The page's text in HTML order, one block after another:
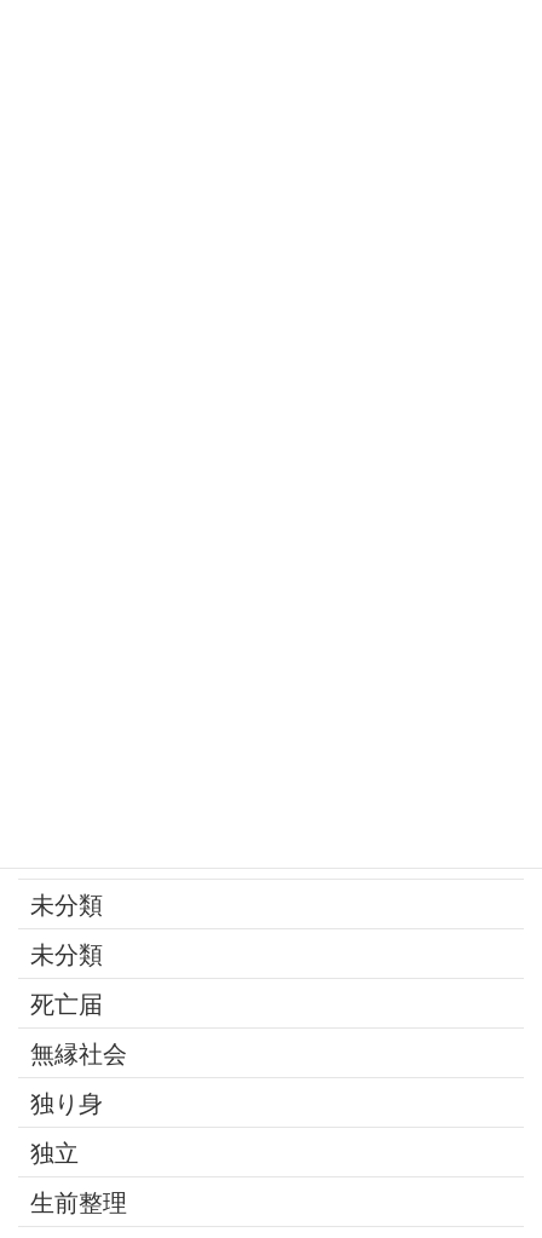
未分類
未分類
死亡届
無縁社会
独り身
独立
生前整理